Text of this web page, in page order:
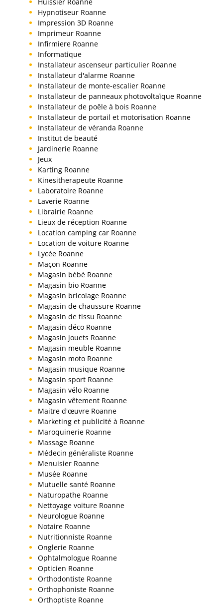
Hypnotiseur Roanne
Impression 3D Roanne
Imprimeur Roanne
Infirmiere Roanne
Informatique
Installateur ascenseur particulier Roanne
Installateur d'alarme Roanne
Installateur de monte-escalier Roanne
Installateur de panneaux photovoltaïque Roanne
Installateur de poêle à bois Roanne
Installateur de portail et motorisation Roanne
Installateur de véranda Roanne
Institut de beauté
Jardinerie Roanne
Jeux
Karting Roanne
Kinesitherapeute Roanne
Laboratoire Roanne
Laverie Roanne
Librairie Roanne
Lieux de réception Roanne
Location camping car Roanne
Location de voiture Roanne
Lycée Roanne
Maçon Roanne
Magasin bébé Roanne
Magasin bio Roanne
Magasin bricolage Roanne
Magasin de chaussure Roanne
Magasin de tissu Roanne
Magasin déco Roanne
Magasin jouets Roanne
Magasin meuble Roanne
Magasin moto Roanne
Magasin musique Roanne
Magasin sport Roanne
Magasin vélo Roanne
Magasin vêtement Roanne
Maitre d'œuvre Roanne
Marketing et publicité à Roanne
Maroquinerie Roanne
Massage Roanne
Médecin généraliste Roanne
Menuisier Roanne
Musée Roanne
Mutuelle santé Roanne
Naturopathe Roanne
Nettoyage voiture Roanne
Neurologue Roanne
Notaire Roanne
Nutritionniste Roanne
Onglerie Roanne
Ophtalmologue Roanne
Opticien Roanne
Orthodontiste Roanne
Orthophoniste Roanne
Orthoptiste Roanne